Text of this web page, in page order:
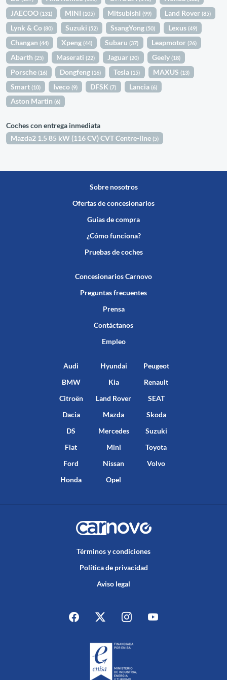
JAECOO(131) MINI(105) Mitsubishi(99) Land Rover (85)
Lynk & Co(80) Suzuki(52) SsangYong(50) Lexus (49)
Changan(44) Xpeng(44) Subaru(37) Leapmotor (26)
Abarth(25) Maserati(22) Jaguar(20) Geely (18)
Porsche(16) Dongfeng(16) Tesla(15) MAXUS (13)
Smart(10) Iveco(9) DFSK(7) Lancia (6)
Aston Martin(6)
Coches con entrega inmediata
Mazda2 1.5 85 kW (116 CV) CVT Centre-line(5)
Sobre nosotros
Ofertas de concesionarios
Guías de compra
¿Cómo funciona?
Pruebas de coches
Concesionarios Carnovo
Preguntas frecuentes
Prensa
Contáctanos
Empleo
Audi
BMW
Citroën
Dacia
DS
Fiat
Ford
Honda
Hyundai
Kia
Land Rover
Mazda
Mercedes
Mini
Nissan
Opel
Peugeot
Renault
SEAT
Skoda
Suzuki
Toyota
Volvo
Términos y condiciones
Política de privacidad
Aviso legal